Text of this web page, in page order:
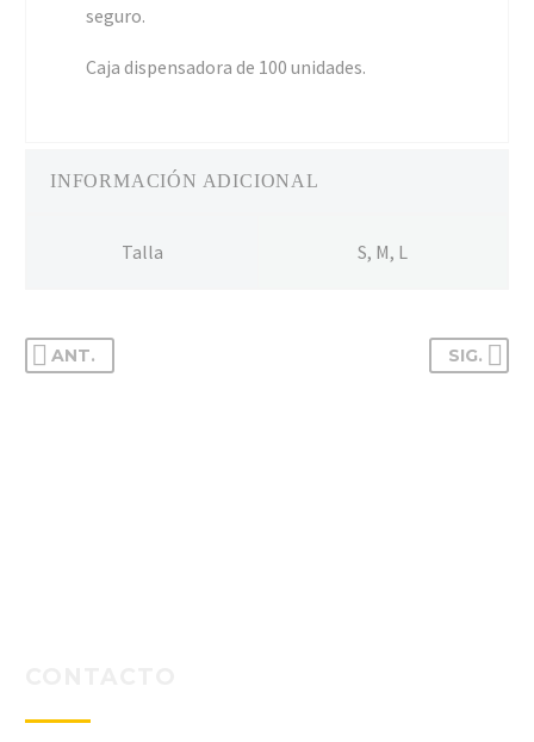
seguro.
Caja dispensadora de 100 unidades.
INFORMACIÓN ADICIONAL
Talla S, M, L
ANT. SIG.